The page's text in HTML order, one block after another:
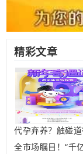
精彩文章
代孕弃养？触碰
全市场瞩目！“千